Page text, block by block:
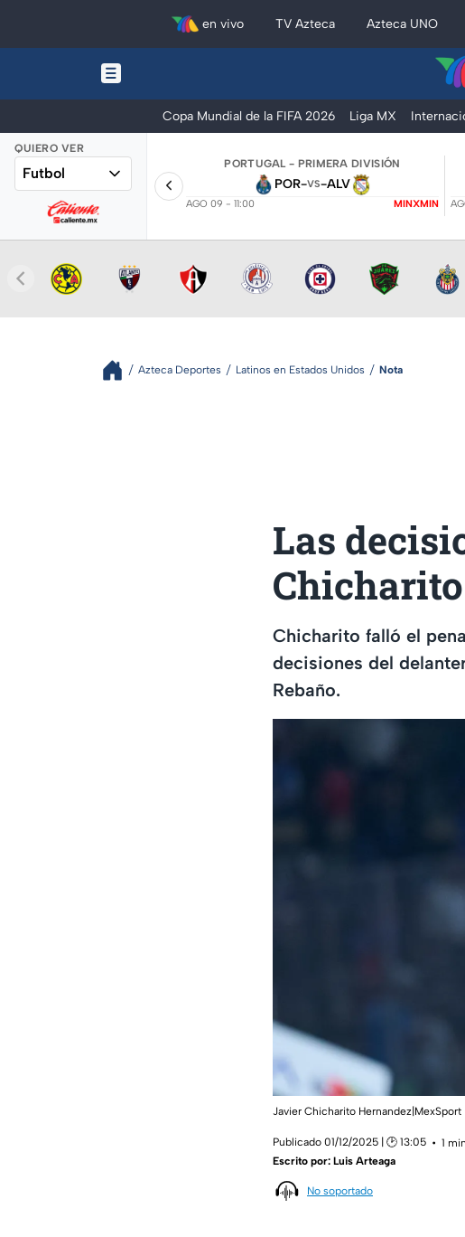
en vivo TV Azteca Azteca UNO
Copa Mundial de la FIFA 2026 Liga MX
QUIERO VER
Futbol
PORTUGAL - PRIMERA DIVISIÓN
POR-VS-ALV
AGO 09 - 11:00 MINXMIN
Azteca Deportes Latinos en Estados Unidos Nota
Las
Chicharito falló el
decisiones del
Rebaño.
Javier Chicharito Hernandez|MexSport
Publicado 01/12/2025 | 🕑 13:05
1
Escrito por: Luis Arteaga
No soportado